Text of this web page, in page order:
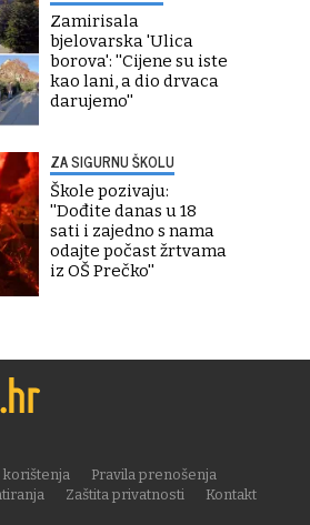
Zamirisala
bjelovarska 'Ulica
borova': ''Cijene su iste
kao lani, a dio drvaca
darujemo''
ZA SIGURNU ŠKOLU
Škole pozivaju:
''Dođite danas u 18
sati i zajedno s nama
odajte počast žrtvama
iz OŠ Prečko''
korištenja
Pravila prenošenja
Zaštita privatnosti
Kontakt